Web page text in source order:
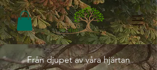
Från djupet av våra hjärtan